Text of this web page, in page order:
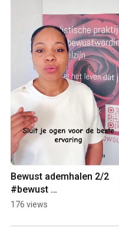
Bewust ademhalen 2/2
#bewust
#ademhalingsoefening
#mindfulness
176 views